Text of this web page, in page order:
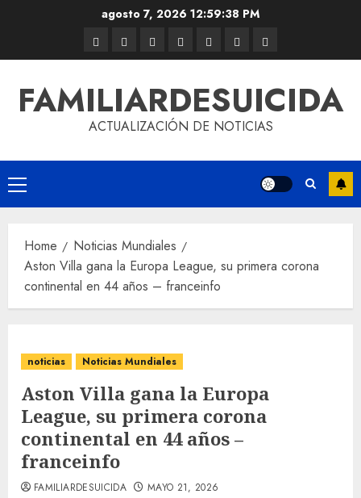
agosto 7, 2026 12:59:39 PM
FAMILIARDESUICIDA
ACTUALIZACIÓN DE NOTICIAS
Home
Noticias Mundiales
Aston Villa gana la Europa League, su primera corona
continental en 44 años – franceinfo
noticias Noticias Mundiales
Aston Villa gana la Europa
League, su primera corona
continental en 44 años –
franceinfo
FAMILIARDESUICIDA MAYO 21, 2026